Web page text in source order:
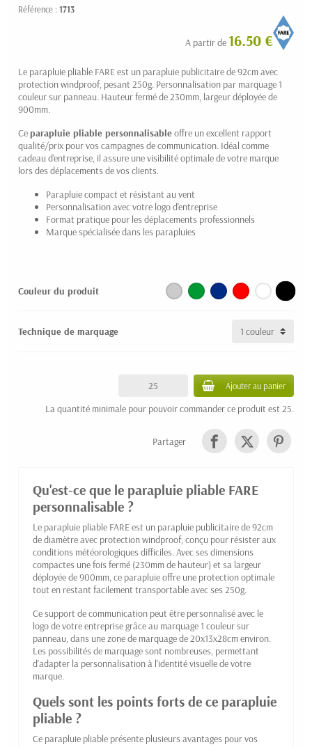
Référence : 1713
A partir de 16.50 € HT
Le parapluie pliable FARE est un parapluie publicitaire de 92cm avec
protection windproof, pesant 250g. Personnalisation par marquage 1
couleur sur panneau. Hauteur fermé de 230mm, largeur déployée de
900mm.
Ceparapluie pliable personnalisableoffre un excellent rapport
qualité/prix pour vos campagnes de communication. Idéal comme
cadeau d'entreprise, il assure une visibilité optimale de votre marque
lors des déplacements de vos clients.
Parapluie compact et résistant au vent
Personnalisation avec votre logo d'entreprise
Format pratique pour les déplacements professionnels
Marque spécialisée dans les parapluies
Couleur du produit
Technique de marquage
Ajouter au panier
La quantité minimale pour pouvoir commander ce produit est 25.
Partager
Qu'est-ce que le parapluie pliable FARE
personnalisable ?
Le parapluie pliable FARE est un parapluie publicitaire de 92cm
de diamètre avec protection windproof, conçu pour résister aux
conditions météorologiques difficiles. Avec ses dimensions
compactes une fois fermé (230mm de hauteur) et sa largeur
déployée de 900mm, ce parapluie offre une protection optimale
tout en restant facilement transportable avec ses 250g.
Ce support de communication peut être personnalisé avec le
logo de votre entreprise grâce au marquage 1 couleur sur
panneau, dans une zone de marquage de 20x13x28cm environ.
Les possibilités de marquage sont nombreuses, permettant
d'adapter la personnalisation à l'identité visuelle de votre
marque.
Quels sont les points forts de ce parapluie
pliable ?
Ce parapluie pliable présente plusieurs avantages pour vos